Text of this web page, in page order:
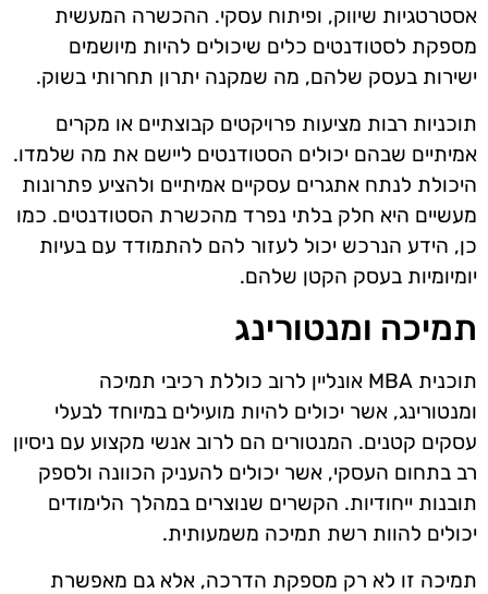
אסטרטגיות שיווק, ופיתוח עסקי. ההכשרה המעשית
מספקת לסטודנטים כלים שיכולים להיות מיושמים
ישירות בעסק שלהם, מה שמקנה יתרון תחרותי בשוק.
תוכניות רבות מציעות פרויקטים קבוצתיים או מקרים
אמיתיים שבהם יכולים הסטודנטים ליישם את מה שלמדו.
היכולת לנתח אתגרים עסקיים אמיתיים ולהציע פתרונות
מעשיים היא חלק בלתי נפרד מהכשרת הסטודנטים. כמו
כן, הידע הנרכש יכול לעזור להם להתמודד עם בעיות
יומיומיות בעסק הקטן שלהם.
תמיכה ומנטורינג
תוכנית MBA אונליין לרוב כוללת רכיבי תמיכה
ומנטורינג, אשר יכולים להיות מועילים במיוחד לבעלי
עסקים קטנים. המנטורים הם לרוב אנשי מקצוע עם ניסיון
רב בתחום העסקי, אשר יכולים להעניק הכוונה ולספק
תובנות ייחודיות. הקשרים שנוצרים במהלך הלימודים
יכולים להוות רשת תמיכה משמעותית.
תמיכה זו לא רק מספקת הדרכה, אלא גם מאפשרת